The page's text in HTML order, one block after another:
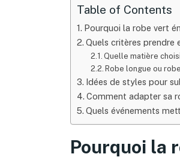
Table of Contents
Pourquoi la robe vert
Quels critères prendre
Quelle matière
Robe longue ou
Idées de styles pour
Comment adapter sa
Quels événements
Pourquoi la